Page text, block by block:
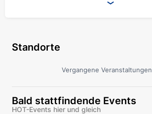
Standorte
Vergangene Veranstaltungen
Bald stattfindende Events
HOT-Events hier und gleich